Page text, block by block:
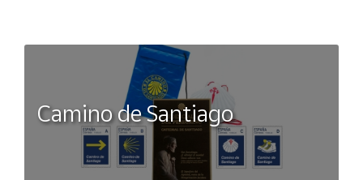
Camino de Santiago